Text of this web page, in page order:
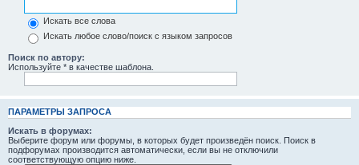
Искать все слова
Искать любое слово/поиск с языком запросов
Поиск по автору:
Используйте * в качестве шаблона.
ПАРАМЕТРЫ ЗАПРОСА
Искать в форумах:
Выберите форум или форумы, в которых будет произведён поиск. Поиск в
подфорумах производится автоматически, если вы не отключили
соответствующую опцию ниже.